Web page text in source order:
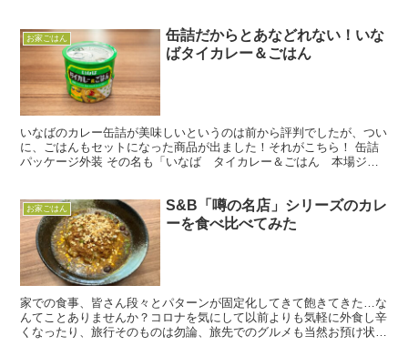
お家ごはん
缶詰だからとあなどれない！いな
ばタイカレー＆ごはん
いなばのカレー缶詰が美味しいというのは前から評判でしたが、つい
に、ごはんもセットになった商品が出ました！それがこちら！ 缶詰
パッケージ外装 その名も「いなば タイカレー＆ごはん 本場ジャ
お家ごはん
S&B「噂の名店」シリーズのカレ
ーを食べ比べてみた
家での食事、皆さん段々とパターンが固定化してきて飽きてきた…な
んてことありませんか？コロナを気にして以前よりも気軽に外食し辛
くなったり、旅行そのものは勿論、旅先でのグルメも当然お預け状